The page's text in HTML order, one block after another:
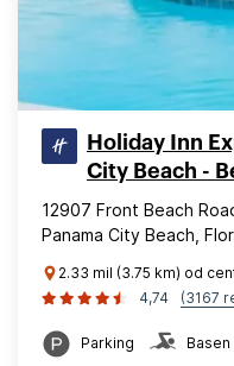
Holiday Inn
City Beach -
12907 Front Beach
Panama City Beach,
2.33 mil (3.75 km) od
4,74
(3167
Parking Basen